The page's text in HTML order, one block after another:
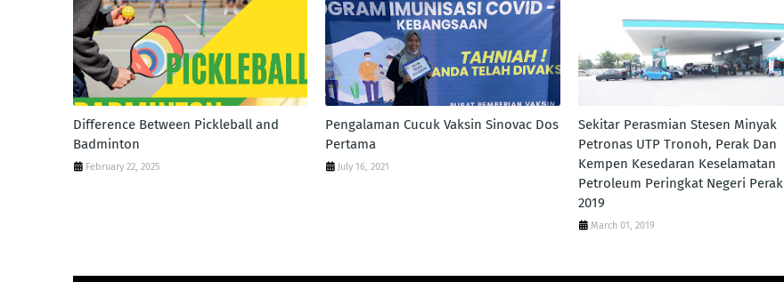
Difference Between Pickleball and
Badminton
February 22, 2025
Pengalaman Cucuk Vaksin Sinovac Dos
Pertama
July 16, 2021
Sekitar Perasmian Stesen Minyak
Petronas UTP Tronoh, Perak Dan
Kempen Kesedaran Keselamatan
Petroleum Peringkat Negeri Perak
2019
March 01, 2019